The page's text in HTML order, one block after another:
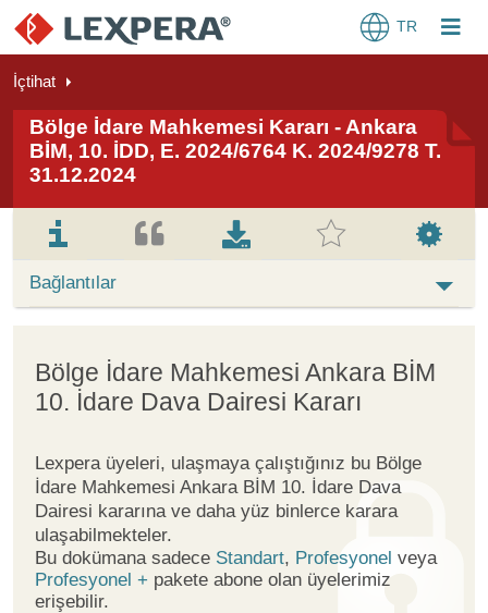
TR
İçtihat
Bölge İdare Mahkemesi Kararı - Ankara
BİM, 10. İDD, E. 2024/6764 K. 2024/9278 T.
31.12.2024
Bağlantılar
Bölge İdare Mahkemesi Ankara BİM
10. İdare Dava Dairesi Kararı
Lexpera üyeleri, ulaşmaya çalıştığınız bu Bölge
İdare Mahkemesi Ankara BİM 10. İdare Dava
Dairesi kararına ve daha yüz binlerce karara
ulaşabilmekteler.
Bu dokümana sadece Standart, Profesyonel veya
Profesyonel + pakete abone olan üyelerimiz
erişebilir.